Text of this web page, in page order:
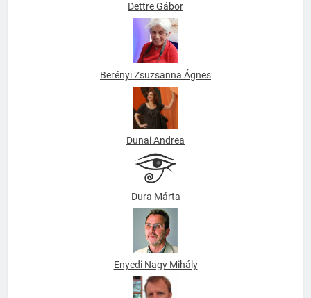
Dettre Gábor
Berényi Zsuzsanna Ágnes
Dunai Andrea
Dura Márta
Enyedi Nagy Mihály